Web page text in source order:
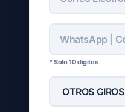
* Solo 10 dígitos